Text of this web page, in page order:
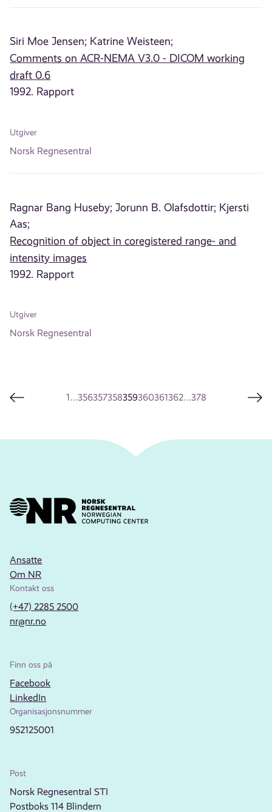
Siri Moe Jensen; Katrine Weisteen;
Comments on ACR-NEMA V3.0 - DICOM working
draft 0.6
1992. Rapport
Utgiver
Norsk Regnesentral
Ragnar Bang Huseby; Jorunn B. Olafsdottir; Kjersti
Aas;
Recognition of object in coregistered range- and
intensity images
1992. Rapport
Utgiver
Norsk Regnesentral
1…356357358359360361362…378
Ansatte
Om NR
Kontakt oss
(+47) 2285 2500
nr@nr.no
Finn oss på
Facebook
LinkedIn
Organisasjonsnummer
952125001
Post
Norsk Regnesentral STI
Postboks 114 Blindern